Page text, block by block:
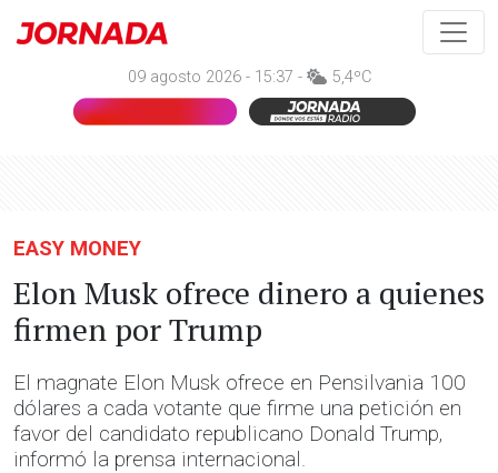
09 agosto 2026 - 15:37 - 5,4ºC
EASY MONEY
Elon Musk ofrece dinero a quienes
firmen por Trump
El magnate Elon Musk ofrece en Pensilvania 100
dólares a cada votante que firme una petición en
favor del candidato republicano Donald Trump,
informó la prensa internacional.